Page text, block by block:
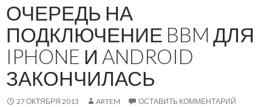
ОЧЕРЕДЬ НА
ПОДКЛЮЧЕНИЕ BBM ДЛЯ
IPHONE И ANDROID
ЗАКОНЧИЛАСЬ
27 ОКТЯБРЯ 2013 ARTEM ОСТАВИТЬ КОММЕНТАРИЙ